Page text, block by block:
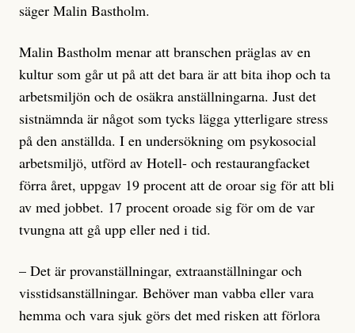
säger Malin Bastholm.
Malin Bastholm menar att branschen präglas av en
kultur som går ut på att det bara är att bita ihop och ta
arbets­miljön och de osäkra anställningarna. Just det
sistnämnda är något som tycks lägga ytterligare stress
på den anställda. I en undersökning om psyko­social
arbetsmiljö, utförd av Hotell- och restaurangfacket
förra året, uppgav 19 procent att de oroar sig för att bli
av med jobbet. 17 procent oroade sig för om de var
tvungna att gå upp eller ned i tid.
– Det är provanställningar, extraanstäl­lningar och
visstidsanställningar. Behöver man vabba eller vara
hemma och vara sjuk görs det med risken att förlora